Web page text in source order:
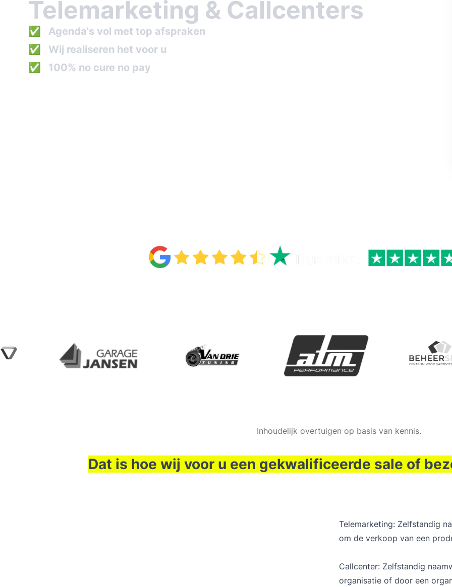
Telemarketing & Callcenters
✅
Agenda's vol met top afspraken
✅
Wij realiseren het voor u
✅
100% no cure no pay
Inhoudelijk overtuigen op basis van kennis.
Dat is hoe wij voor u een gekwalificeerde sale of
Telemarketing: Zelfstandig
om de verkoop van een
Callcenter: Zelfstandig
organisatie of door een